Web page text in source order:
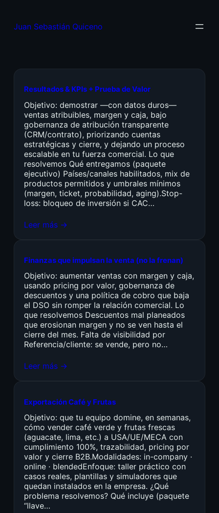
Juan Sebastián Quiceno
Resultados & KPIs + Prueba de Valor
Objetivo: demostrar —con datos duros—
ventas atribuibles, margen y caja, bajo
gobernanza de atribución transparente
(CRM/contrato), priorizando cuentas
estratégicas y cierre, y dejando un proceso
escalable en tu fuerza comercial. Lo que
resolvemos Qué entregamos (paquete
ejecutivo) Países/canales habilitados, mix de
productos permitidos y umbrales mínimos
(margen, ticket, probabilidad, aging).Stop-
loss: bloqueo de inversión si CAC…
Leer más →
Finanzas que impulsan la venta (no la frenan)
Objetivo: aumentar ventas con margen y caja,
usando pricing por valor, gobernanza de
descuentos y una política de cobro que baja
el DSO sin romper la relación comercial. Lo
que resolvemos Descuentos mal planeados
que erosionan margen y no se ven hasta el
cierre del mes. Falta de visibilidad por
Referencia/cliente: se vende, pero no…
Leer más →
Exportación Café y Frutas
Objetivo: que tu equipo domine, en semanas,
cómo vender café verde y frutas frescas
(aguacate, lima, etc.) a USA/UE/MECA con
cumplimiento 100%, trazabilidad, pricing por
valor y cierre B2B.Modalidades: in-company ·
online · blendedEnfoque: taller práctico con
casos reales, plantillas y simuladores que
quedan instalados en la empresa. ¿Qué
problema resolvemos? Qué incluye (paquete
“llave…